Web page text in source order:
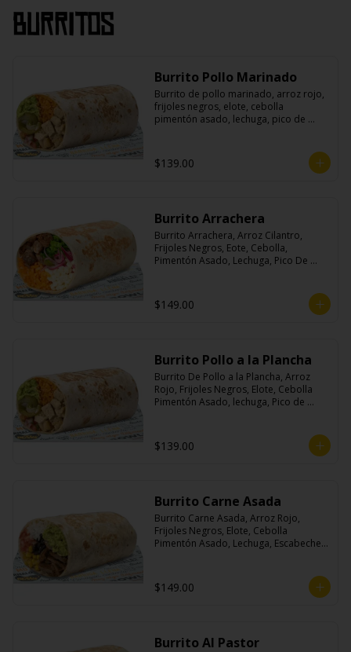
Burritos
Burrito Pollo Marinado
Burrito de pollo marinado, arroz rojo,
frijoles negros, elote, cebolla
pimentón asado, lechuga, pico de
$139.00
Burrito Arrachera
Burrito Arrachera, Arroz Cilantro,
Frijoles Negros, Eote, Cebolla,
Pimentón Asado, Lechuga, Pico De
$149.00
Burrito Pollo a la Plancha
Burrito De Pollo a la Plancha, Arroz
Rojo, Frijoles Negros, Elote, Cebolla
Pimentón Asado, lechuga, Pico de
$139.00
Burrito Carne Asada
Burrito Carne Asada, Arroz Rojo,
Frijoles Negros, Elote, Cebolla
Pimentón Asado, Lechuga, Escabeche
$149.00
Burrito Al Pastor